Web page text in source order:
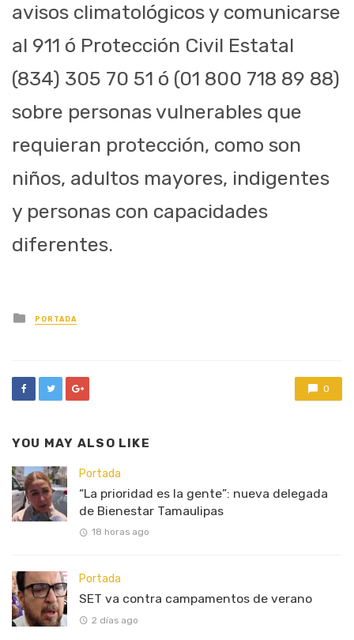
avisos climatológicos y comunicarse
al 911 ó Protección Civil Estatal
(834) 305 70 51 ó (01 800 718 89 88)
sobre personas vulnerables que
requieran protección, como son
niños, adultos mayores, indigentes
y personas con capacidades
diferentes.
Posted
in
PORTADA
0
YOU MAY ALSO LIKE
Portada
“La prioridad es la gente”: nueva delegada
de Bienestar Tamaulipas
18 horas ago
Portada
SET va contra campamentos de verano
2 días ago